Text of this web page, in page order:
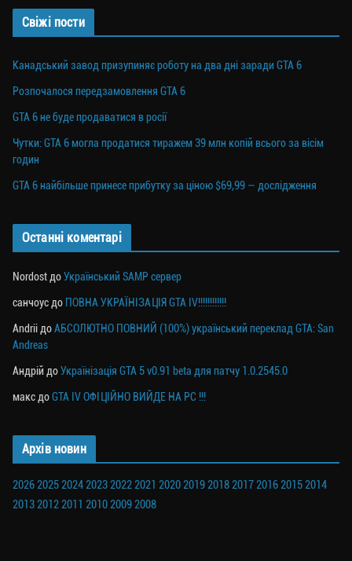
Свіжі пости
Канадський завод призупиняє роботу на два дні заради GTA 6
Розпочалося передзамовлення GTA 6
GTA 6 не буде продаватися в росії
Чутки: GTA 6 могла продатися тиражем 39 млн копій всього за вісім
годин
GTA 6 найбільше принесе прибутку за ціною $69,99 — дослідження
Останні коментарі
Nordost доУкраїнський SAMP сервер
санчоус до ПОВНА УКРАЇНІЗАЦІЯ GTA IV!!!!!!!!!!!!
Andrii доАБСОЛЮТНО ПОВНИЙ (100%) український переклад GTA: San
Andreas
Андрій доУкраїнізація GTA 5 v0.91 beta для патчу 1.0.2545.0
макс доGTA IV ОФІЦІЙНО ВИЙДЕ НА PC !!!
Архів новин
202620252024202320222021 2020201920182017201620152014
201320122011 201020092008